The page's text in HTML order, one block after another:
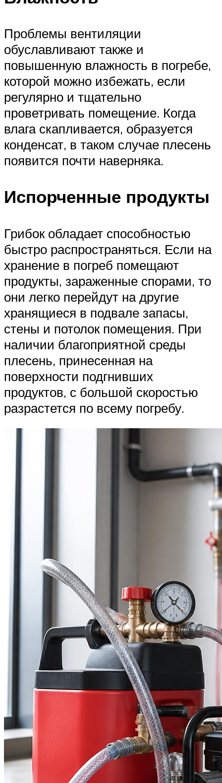
Проблемы вентиляции
обуславливают также и
повышенную влажность в погребе,
которой можно избежать, если
регулярно и тщательно
проветривать помещение. Когда
влага скапливается, образуется
конденсат, в таком случае плесень
появится почти наверняка.
Испорченные продукты
Грибок обладает способностью
быстро распространяться. Если на
хранение в погреб помещают
продукты, зараженные спорами, то
они легко перейдут на другие
хранящиеся в подвале запасы,
стены и потолок помещения. При
наличии благоприятной среды
плесень, принесенная на
поверхности подгнивших
продуктов, с большой скоростью
разрастется по всему погребу.